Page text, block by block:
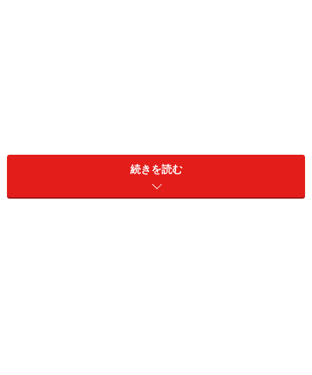
1：ジャンスカワンピースのオールブラック
続きを読む